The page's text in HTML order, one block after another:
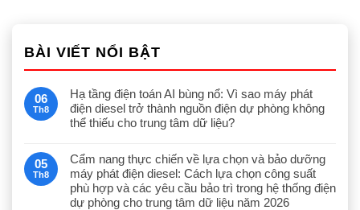
BÀI VIẾT NỔI BẬT
06
Th8
Hạ tầng điện toán AI bùng nổ: Vì sao máy phát
điện diesel trở thành nguồn điện dự phòng không
thể thiếu cho trung tâm dữ liệu?
05
Th8
Cẩm nang thực chiến về lựa chọn và bảo dưỡng
máy phát điện diesel: Cách lựa chọn công suất
phù hợp và các yêu cầu bảo trì trong hệ thống điện
dự phòng cho trung tâm dữ liệu năm 2026